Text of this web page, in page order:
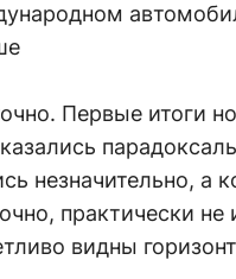
Первые итоги
незначительно, а
практически не
видны